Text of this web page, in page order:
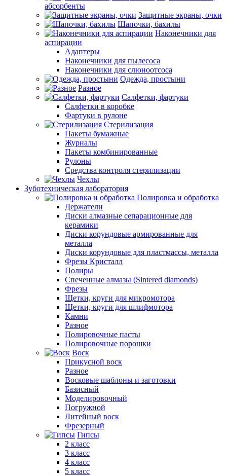
абсорбенты
Защитные экраны, очки
Шапочки, бахилы
Наконечники для
аспирации
Адаптеры
Наконечники для пылесоса
Наконечники для слюноотсоса
Одежда, простыни
Разное
Салфетки, фартуки
Салфетки в коробке
Фартуки в рулоне
Стерилизация
Пакеты бумажные
Журналы
Пакеты комбинированные
Рулоны
Средства контроля стерилизации
Чехлы
Зуботехническая лаборатория
Полировка и обработка
Держатели
Диски алмазные сепарационные для
керамики
Диски корундовые армированные для
металла
Диски корундовые для пластмассы, металла
Фрезы Кристалл
Полиры
Спеченные алмазы (Sintered diamonds)
Фрезы
Щетки, круги для микромотора
Щетки, круги для шлифмотора
Камни
Разное
Полировочные пасты
Полировочные порошки
Воск
Прикусной воск
Разное
Восковые шаблоны и заготовки
Базисный
Моделировочный
Погружной
Литейный воск
Фрезерный
Гипсы
2 класс
3 класс
4 класс
5 класс